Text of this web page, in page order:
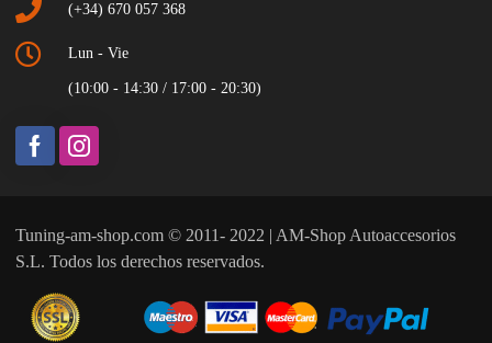
(+34) 670 057 368
Lun - Vie
(10:00 - 14:30 / 17:00 - 20:30)
Tuning-am-shop.com © 2011- 2022 | AM-Shop Autoaccesorios
S.L. Todos los derechos reservados.